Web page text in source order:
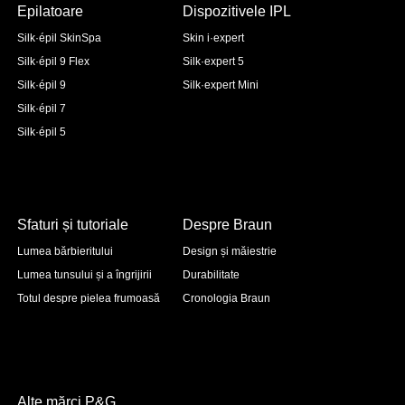
Epilatoare
Silk·épil SkinSpa
Silk·épil 9 Flex
Silk·épil 9
Silk·épil 7
Silk·épil 5
Dispozitivele IPL
Skin i·expert
Silk·expert 5
Silk·expert Mini
Sfaturi și tutoriale
Lumea bărbieritului
Lumea tunsului și a îngrijirii
Totul despre pielea frumoasă
Despre Braun
Design și măiestrie
Durabilitate
Cronologia Braun